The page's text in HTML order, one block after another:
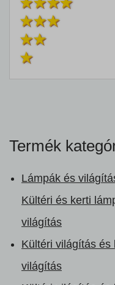
Termék
Lámpák és
Kültéri és kerti
világítás
Kültéri világítás és
világítás